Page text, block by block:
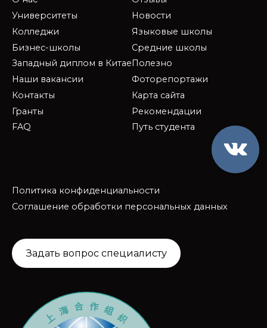
Университеты
Колледжи
Бизнес-школы
Западный диплом в Китае
Наши вакансии
Контакты
Гранты
FAQ
Новости
Языковые школы
Средние школы
Полезно
Фоторепортажи
Карта сайта
Рекомендации
Путь студента
Политика конфиденциальности
Соглашение обработки персональных данных
Задать вопрос специалисту